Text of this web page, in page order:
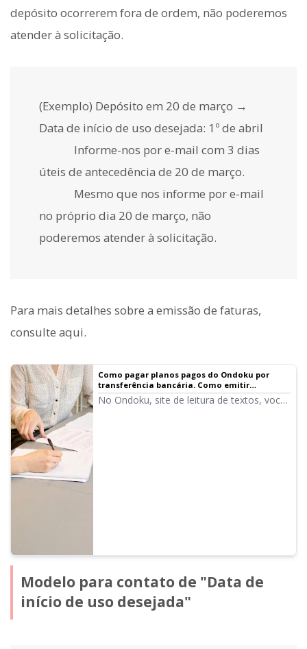
depósito ocorrerem fora de ordem, não poderemos
atender à solicitação.
(Exemplo) Depósito em 20 de março →
Data de início de uso desejada: 1º de abril
Informe-nos por e-mail com 3 dias
úteis de antecedência de 20 de março.
Mesmo que nos informe por e-mail
no próprio dia 20 de março, não
poderemos atender à solicitação.
Para mais detalhes sobre a emissão de faturas,
consulte aqui.
Como pagar planos pagos do Ondoku por
transferência bancária. Como emitir
orçamentos e faturas. Sobre recibos |
Software de leitura de texto Ondoku
No Ondoku, site de leitura de textos, você
Modelo para contato de "Data de
início de uso desejada"